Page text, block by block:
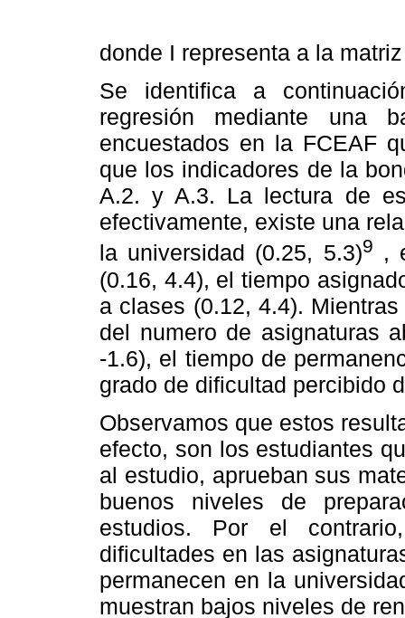
donde I representa a la
Se identifica a
regresión mediante una
encuestados en la FCEAF
que los indicadores de la
A.2. y A.3. La lectura de
efectivamente, existe una
la universidad (0.25, 5.3)9
,
(0.16, 4.4), el tiempo
a clases (0.12, 4.4).
del numero de asignaturas
-1.6), el tiempo de
grado de dificultad percibido
Observamos que estos
efecto, son los estudiantes
al estudio, aprueban sus
buenos niveles de
estudios. Por el
dificultades en las
permanecen en la
muestran bajos niveles de